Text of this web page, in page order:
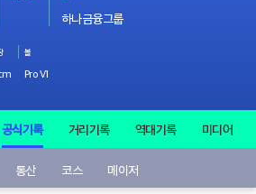
하나금융그룹
볼
Pro V1
공식기록 거리기록 역대기록 미디어
통산 코스 메이저